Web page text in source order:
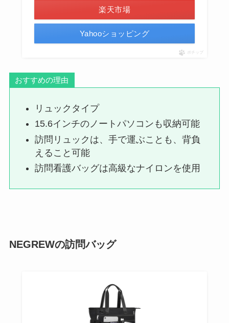
楽天市場
Yahooショッピング
ポチップ
おすすめの理由
リュックタイプ
15.6インチのノートパソコンも収納可能
訪問リュックは、手で運ぶことも、背負
えること可能
訪問看護バッグは高級なナイロンを使用
NEGREWの訪問バッグ